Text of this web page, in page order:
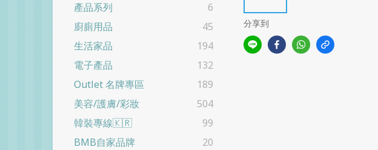
產品系列
6
廚廁用品
45
生活家品
194
電子產品
132
Outlet 名牌專區
189
美容/護膚/彩妝
504
韓裝專線🇰🇷
99
BMB自家品牌
20
分享到